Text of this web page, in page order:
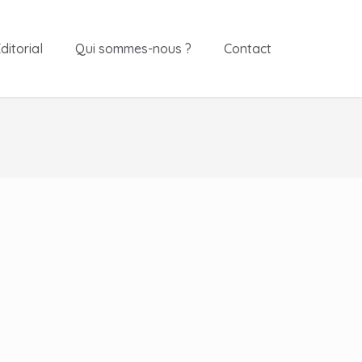
Qui sommes-nous ? Contact